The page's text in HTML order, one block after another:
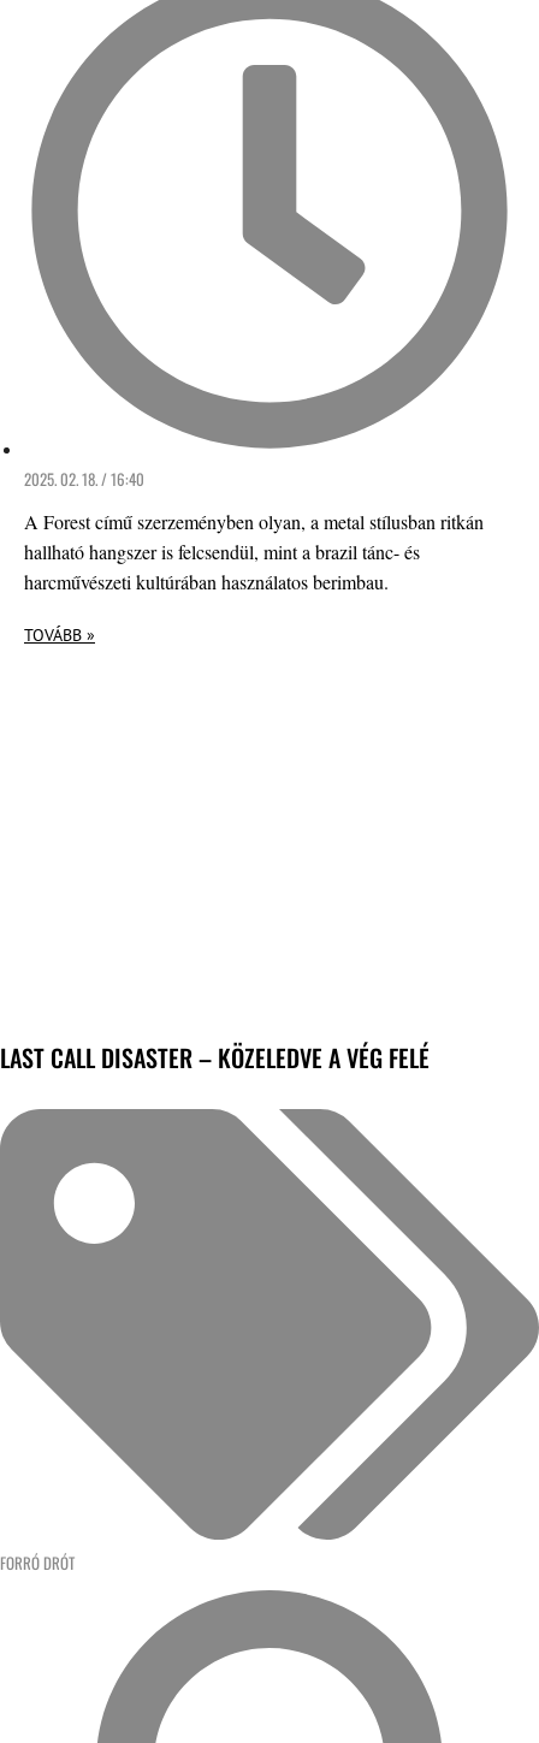
2025. 02. 18. / 16:40
A Forest című szerzeményben olyan, a metal stílusban ritkán
hallható hangszer is felcsendül, mint a brazil tánc- és
harcművészeti kultúrában használatos berimbau.
TOVÁBB »
LAST CALL DISASTER – KÖZELEDVE A VÉG FELÉ
FORRÓ DRÓT